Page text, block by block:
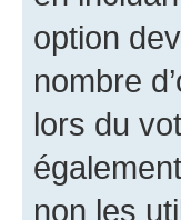
option
nombre
lors du
non les